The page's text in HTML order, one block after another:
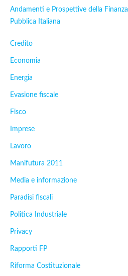
Andamenti e Prospettive della Finanza
Pubblica Italiana
Credito
Economia
Energia
Evasione fiscale
Fisco
Imprese
Lavoro
Manifutura 2011
Media e informazione
Paradisi fiscali
Politica Industriale
Privacy
Rapporti FP
Riforma Costituzionale